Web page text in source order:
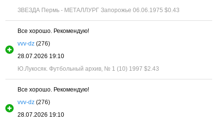
ЗВЕЗДА Пермь - МЕТАЛЛУРГ Запорожье 06.06.1975 $0.43
Все хорошо. Рекомендую!
vvv-dz (276)
28.07.2026 19:10
Ю.Лукосяк. Футбольный архив, № 1 (10) 1997 $2.43
Все хорошо. Рекомендую!
vvv-dz (276)
28.07.2026 19:10